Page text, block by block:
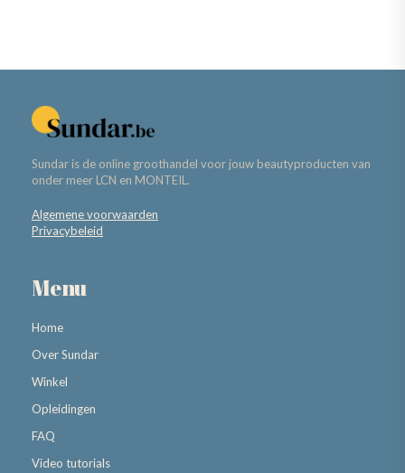
Sundar is de online groothandel voor jouw beautyproducten van
onder meer LCN en MONTEIL.
Algemene voorwaarden
Privacybeleid
Menu
Home
Over Sundar
Winkel
Opleidingen
FAQ
Video tutorials